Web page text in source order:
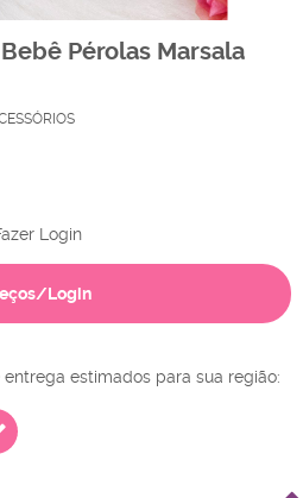
Pérolas Marsala
Login
Login
estimados para sua região: